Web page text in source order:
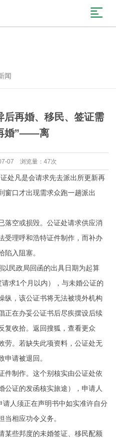
闻
后再婚、移民、签证需
婚”——离
07 浏览量：47次
凡是会请求先去派出所更新再
窗口才出现需求众跑一趟派出
空或损毁。公证处请求供应消
受理呼和浩特证件制作 ，而补办
陷入阻塞。
民政局回函的出具日期为起算
求1个月以内），与未婚公证的
纵，该公证书将无法被境外机构
正在办妥公证书后尽疾摆设后续
复收拾。返回搜狐，查看更众
。若缺失此项资料，公证处无
申请被退回。
件制作。这个别核实由公证处依
公证的发函核实旅途），申请人
请人须正在声明书中如实准许自分
相应功令义务。
些邦度的未婚签证、移民配额